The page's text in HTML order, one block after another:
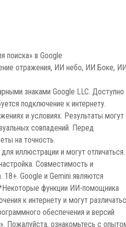
поиска» в Google
отражения, ИИ небо, ИИ Боке,
знаками Google LLC. Доступно
подключение к интернету.
и условиях. Результаты могут
совпадений. Перед
на точность.
иллюстрации и могут отличаться.
Совместимость и
18+. Google и Gemini являются
функции ИИ-помощника
к интернету и могут
обеспечения и версий
Пожалуйста, ознакомьтесь с